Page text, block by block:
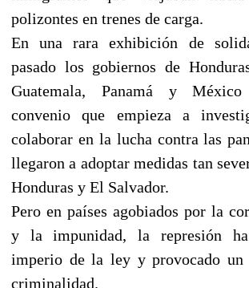
polizontes en trenes de carga.
En una rara exhibición de
pasado los gobiernos de
Guatemala, Panamá y
convenio que empieza a
colaborar en la lucha contra las
llegaron a adoptar medidas tan
Honduras y El Salvador.
Pero en países agobiados por la
y la impunidad, la represión
imperio de la ley y provocado un
criminalidad.